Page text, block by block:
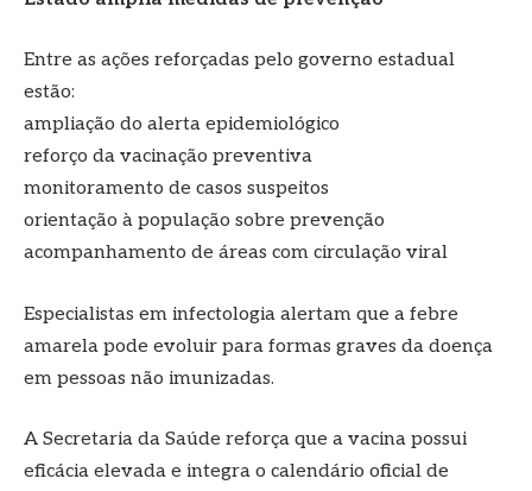
Entre as ações reforçadas pelo governo estadual
estão:
ampliação do alerta epidemiológico
reforço da vacinação preventiva
monitoramento de casos suspeitos
orientação à população sobre prevenção
acompanhamento de áreas com circulação viral
Especialistas em infectologia alertam que a febre
amarela pode evoluir para formas graves da doença
em pessoas não imunizadas.
A Secretaria da Saúde reforça que a vacina possui
eficácia elevada e integra o calendário oficial de